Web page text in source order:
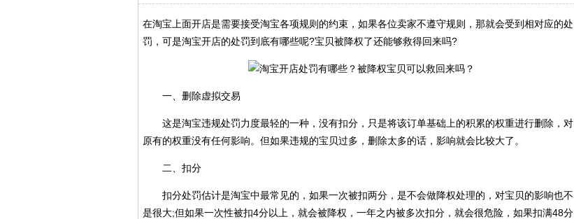
在淘宝上面开店是需要接受淘宝各项规则的约束，如果各位卖家不遵守规则，那就会受到相对应的处
罚，可是淘宝开店的处罚到底有哪些呢?宝贝被降权了还能够救得回来吗?
一、删除虚拟交易
这是淘宝违规处罚力度最轻的一种，没有扣分，只是将该订单基础上的积累的权重进行删除，对
原有的权重没有任何影响。但如果违规的宝贝过多，删除太多的话，影响就会比较大了。
二、扣分
扣分处罚估计是淘宝中最常见的，如果一次被扣两分，是不会做降权处理的，对宝贝的影响也不
是很大;但如果一次性被扣4分以上，就会被降权，一年之内被多次扣分，就会很危险，如果扣满48分